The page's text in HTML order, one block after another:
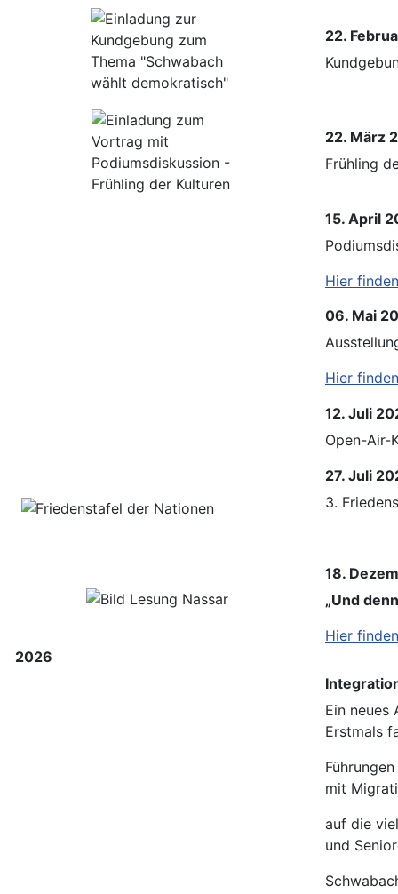
22.
22. März
Frühling
15. April
Hier
06. Mai
Hier
12. Juli
Open-Air-
27. Juli
3.
18.
„Und
Hier
2026
Ein
Erstmals
mit
auf die
und